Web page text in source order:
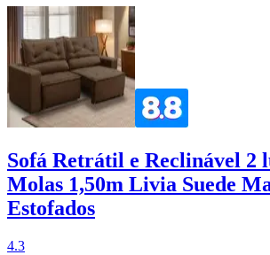
Sofá Retrátil e Reclinável 2
Molas 1,50m Livia Suede
Estofados
4.3